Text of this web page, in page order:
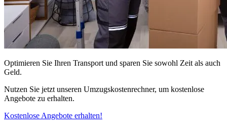
Optimieren Sie Ihren Transport und sparen Sie sowohl Zeit als auch
Geld.
Nutzen Sie jetzt unseren Umzugskostenrechner, um kostenlose
Angebote zu erhalten.
Kostenlose Angebote erhalten!